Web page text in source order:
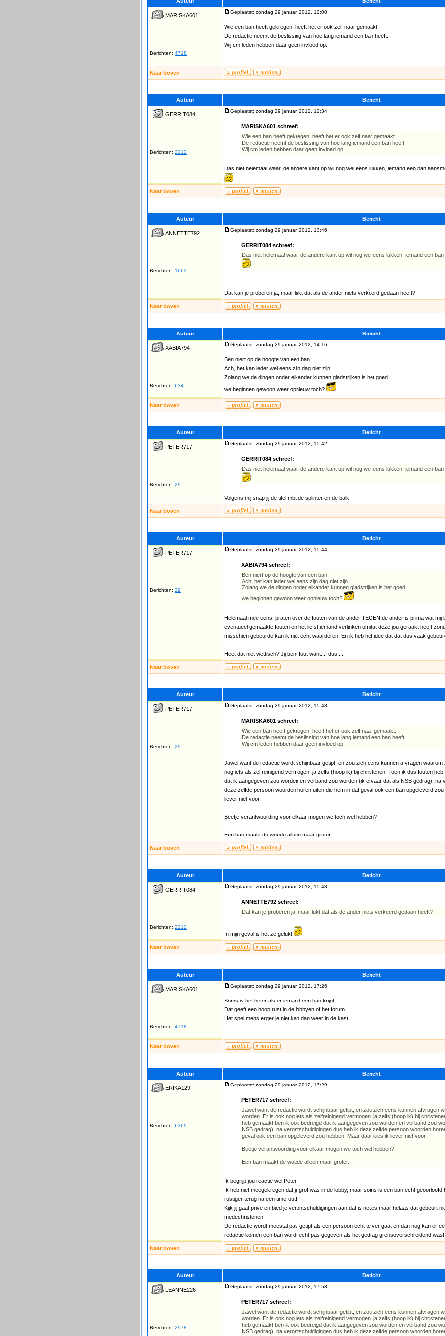
MARISKA601
Berichten: 4718
Geplaatst: zondag 29 januari 2012, 12:00
Wie een ban heeft gekregen, heeft het er ook zelf naar gemaakt.
De redactie neemt de beslissing van hoe lang iemand een ban heeft.
Wij cm leden hebben daar geen invloed op.
Naar boven
Auteur Bericht
GERRIT084
Berichten: 2212
Geplaatst: zondag 29 januari 2012, 12:34
MARISKA601 schreef:
Wie een ban heeft gekregen, heeft het er ook zelf naar gemaakt.
De redactie neemt de beslissing van hoe lang iemand een ban heeft.
Wij cm leden hebben daar geen invloed op.
Das niet helemaal waar, de andere kant op wil nog wel eens lukken, iemand een ban
Naar boven
Auteur Bericht
ANNETTE792
Berichten: 1663
Geplaatst: zondag 29 januari 2012, 13:46
GERRIT084 schreef:
Das niet helemaal waar, de andere kant op wil nog wel eens lukken, iemand een ban
Dat kan je proberen ja, maar lukt dat als de ander niets verkeerd gedaan heeft?
Naar boven
Auteur Bericht
XABIA794
Berichten: 634
Geplaatst: zondag 29 januari 2012, 14:16
Ben niert op de hoogte van een ban.
Ach, het kan ieder wel eens zijn dag niet zijn.
Zolang we de dingen onder elkander kunnen gladstrijken is het goed.
we beginnen gewoon weer opnieuw toch?
Naar boven
Auteur Bericht
PETER717
Berichten: 29
Geplaatst: zondag 29 januari 2012, 15:42
GERRIT084 schreef:
Das niet helemaal waar, de andere kant op wil nog wel eens lukken, iemand een ban
Volgens mij snap jij de titel mbt de splinter en de balk
Naar boven
Auteur Bericht
PETER717
Berichten: 29
Geplaatst: zondag 29 januari 2012, 15:44
XABIA794 schreef:
Ben niert op de hoogte van een ban.
Ach, het kan ieder wel eens zijn dag niet zijn.
Zolang we de dingen onder elkander kunnen gladstrijken is het goed.
we beginnen gewoon weer opnieuw toch?
Helemaal mee eens, praten over de fouten van de ander TEGEN de ander is prima wat mij
eventueel gemaakte fouten en het liefst iemand verlinken omdat deze jou geraakt heeft
misschien gebeurde kan ik niet echt waarderen. En ik heb het idee dat dat dus vaak
Heet dat niet wettisch? Jij bent fout want.... dus.....
Naar boven
Auteur Bericht
PETER717
Berichten: 29
Geplaatst: zondag 29 januari 2012, 15:48
MARISKA601 schreef:
Wie een ban heeft gekregen, heeft het er ook zelf naar gemaakt.
De redactie neemt de beslissing van hoe lang iemand een ban heeft.
Wij cm leden hebben daar geen invloed op.
Jawel want de redactie wordt schijnbaar getipt, en zou zich eens kunnen afvragen waarom
nog iets als zelfreinigend vermogen, ja zelfs (hoop ik) bij christenen. Toen ik dus fouten
dat ik aangegeven zou worden en verband zou worden (ik ervaar dat als NSB gedrag), na
deze zelfde persoon woorden horen uiten die hem in dat geval ook een ban opgeleverd
liever niet voor.
Beetje verantwoording voor elkaar mogen we toch wel hebben?
Een ban maakt de woede alleen maar groter.
Naar boven
Auteur Bericht
GERRIT084
Berichten: 2212
Geplaatst: zondag 29 januari 2012, 15:48
ANNETTE792 schreef:
Dat kan je proberen ja, maar lukt dat als de ander niets verkeerd gedaan heeft?
In mijn geval is het ze gelukt
Naar boven
Auteur Bericht
MARISKA601
Berichten: 4718
Geplaatst: zondag 29 januari 2012, 17:26
Soms is het beter als er iemand een ban krijgt.
Dat geeft een hoop rust in de lobbyen of het forum.
Het spel mens erger je niet kan dan weer in de kast.
Naar boven
Auteur Bericht
ERIKA129
Berichten: 6369
Geplaatst: zondag 29 januari 2012, 17:29
PETER717 schreef:
Jawel want de redactie wordt schijnbaar getipt, en zou zich eens kunnen afvragen
worden. Er is ook nog iets als zelfreinigend vermogen, ja zelfs (hoop ik) bij
heb gemaakt ben ik ook bedreigd dat ik aangegeven zou worden en verband zou
NSB gedrag), na verontschuldigingen dus heb ik deze zelfde persoon woorden
geval ook een ban opgeleverd zou hebben. Maar daar kies ik liever niet voor.
Beetje verantwoording voor elkaar mogen we toch wel hebben?
Een ban maakt de woede alleen maar groter.
Ik begrijp jou reactie wel Peter!
Ik heb niet meegekregen dat jij grof was in de lobby, maar soms is een ban echt geoorloofd
rustiger terug na een time-out!
Kijk jij gaat prive en bied je verontschuldigingen aan dat is netjes maar helaas dat gebeurt
medechristenen!
De redactie wordt meestal pas getipt als een persoon echt te ver gaat en dan nog kan er
redactie komen een ban wordt echt pas gegeven als het gedrag grensoverschreidend was!
Naar boven
Auteur Bericht
LEANNE226
Berichten: 2978
Geplaatst: zondag 29 januari 2012, 17:58
PETER717 schreef:
Jawel want de redactie wordt schijnbaar getipt, en zou zich eens kunnen afvragen
worden. Er is ook nog iets als zelfreinigend vermogen, ja zelfs (hoop ik) bij
heb gemaakt ben ik ook bedreigd dat ik aangegeven zou worden en verband zou
NSB gedrag), na verontschuldigingen dus heb ik deze zelfde persoon woorden